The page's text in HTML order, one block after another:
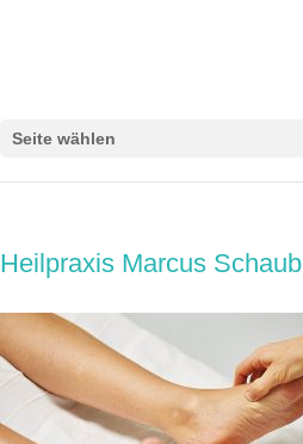
Seite wählen
Heilpraxis Marcus